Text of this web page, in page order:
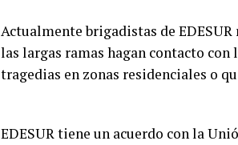
Actualmente brigadistas de
las largas ramas hagan contacto
tragedias en zonas residenciales o
EDESUR tiene un acuerdo con la